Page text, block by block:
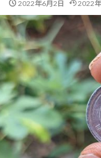
2022年6月2日 2022